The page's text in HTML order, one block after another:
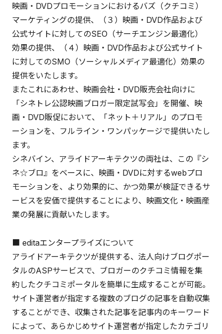
映画・DVDプロモーションにおけるバズ（クチコミ）
マーケティングの提供、（３）映画・DVD作品および
公式サイトに対してのSEO（サーチエンジン最適化）
効果の提供、（４）映画・DVD作品および公式サイト
に対してのSMO（ソーシャルメディア最適化）効果の
提供をいたします。
またこれにあわせ、映画会社・DVD販売会社向けに
「シネトレ公認映画ブロガー限定試写会」を開催、映
画・DVD販促において、「ネット＋リアル」のプロモ
ーションを、フルライン・ワンパッケージで提供いたし
ます。
シネバイン、アライドアーキテクツの両社は、この『シ
ネ☆ブロ』をベースに、映画・DVDに対するwebプロ
モーションを、より効果的に、かつ効果が検証できるサ
ービスを安価で提供することにより、映画文化・映画産
業の発展に貢献いたします。
■ editaエンタープライズについて
アライドアーキテクツが提供する、法人向けブログポー
タルのASPサービスで、ブロガーのクチコミ情報を集
約したクチコミポータルを簡単に生成することが可能。
サイト運営者が指定する複数のブログの記事を自動収集
することができ、収集された記事を記事内のキーワード
によって、あらかじめサイト運営者が指定したカテゴリ